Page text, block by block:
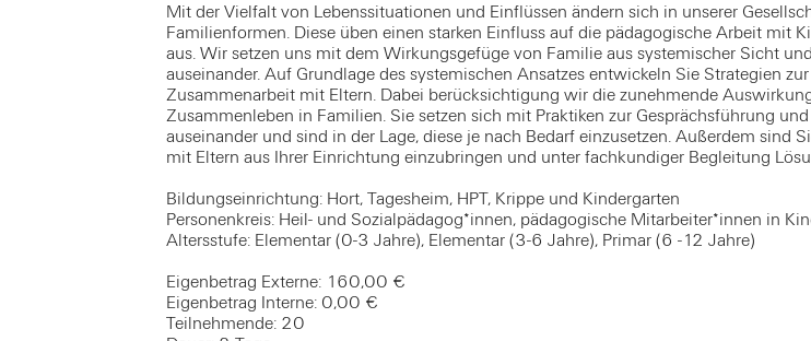
Mit der Vielfalt von Lebenssituationen und Einflüssen ändern sich in unserer
Familienformen. Diese üben einen starken Einfluss auf die pädagogische Arbeit mit
aus. Wir setzen uns mit dem Wirkungsgefüge von Familie aus systemischer Sicht
auseinander. Auf Grundlage des systemischen Ansatzes entwickeln Sie Strategien
Zusammenarbeit mit Eltern. Dabei berücksichtigung wir die zunehmende
Zusammenleben in Familien. Sie setzen sich mit Praktiken zur Gesprächsführung
auseinander und sind in der Lage, diese je nach Bedarf einzusetzen. Außerdem sind
mit Eltern aus Ihrer Einrichtung einzubringen und unter fachkundiger Begleitung
Bildungseinrichtung: Hort, Tagesheim, HPT, Krippe und Kindergarten
Personenkreis: Heil- und Sozialpädagog*innen, pädagogische Mitarbeiter*innen in
Altersstufe: Elementar (0-3 Jahre), Elementar (3-6 Jahre), Primar (6 -12 Jahre)
Eigenbetrag Externe: 160,00 €
Eigenbetrag Interne: 0,00 €
Teilnehmende: 20